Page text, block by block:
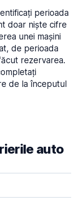
perioada
doar niște cifre
unei mașini
de perioada
rezervarea.
de la începutul
auto